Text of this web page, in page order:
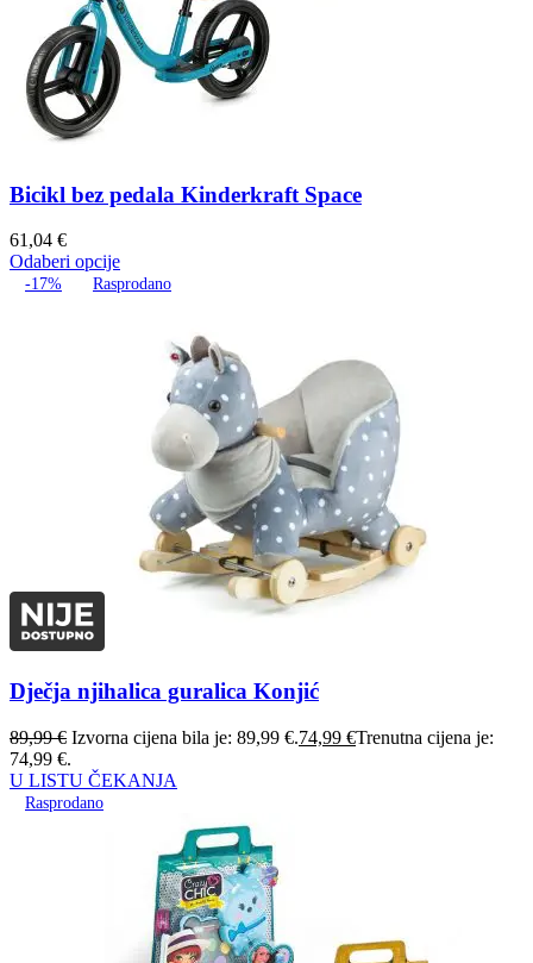
Bicikl bez pedala Kinderkraft Space
61,04 €
Odaberi opcije
-17% Rasprodano
Dječja njihalica guralica Konjić
89,99€ Izvorna cijena bila je: 89,99 €.74,99 €Trenutna cijena je:
74,99 €.
U LISTU ČEKANJA
Rasprodano